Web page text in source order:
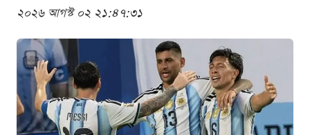
২০২৬ আগস্ট ০২ ২১:৪৭:৩১